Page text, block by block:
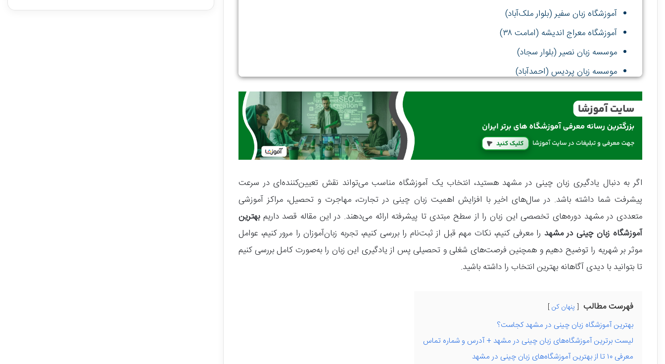
آموزشگاه زبان سفیر (بلوار ملک‌آباد)
آموزشگاه معراج اندیشه (امامت ۳۸)
موسسه زبان نصیر (بلوار سجاد)
موسسه زبان پردیس (احمدآباد)
اگر به دنبال یادگیری زبان چینی در مشهد هستید، انتخاب یک آموزشگاه مناسب می‌تواند نقش تعیین‌کننده‌ای در سرعت
پیشرفت شما داشته باشد. در سال‌های اخیر با افزایش اهمیت زبان چینی در تجارت، مهاجرت و تحصیل، مراکز آموزشی
متعددی در مشهد دوره‌های تخصصی این زبان را از سطح مبتدی تا پیشرفته ارائه می‌دهند. در این مقاله قصد داریمبهترین
آموزشگاه‌ زبان چینی در مشهد را معرفی کنیم، نکات مهم قبل از ثبت‌نام را بررسی کنیم، تجربه زبان‌آموزان را مرور کنیم، عوامل
موثر بر شهریه را توضیح دهیم و همچنین فرصت‌های شغلی و تحصیلی پس از یادگیری این زبان را به‌صورت کامل بررسی کنیم
تا بتوانید با دیدی آگاهانه بهترین انتخاب را داشته باشید.
فهرست مطالب پنهان کن
بهترین آموزشگاه زبان چینی در مشهد کجاست؟
لیست برترین آموزشگاه‌های زبان چینی در مشهد + آدرس و شماره تماس
معرفی ۱۰ تا از بهترین آموزشگاه‌های زبان چینی در مشهد